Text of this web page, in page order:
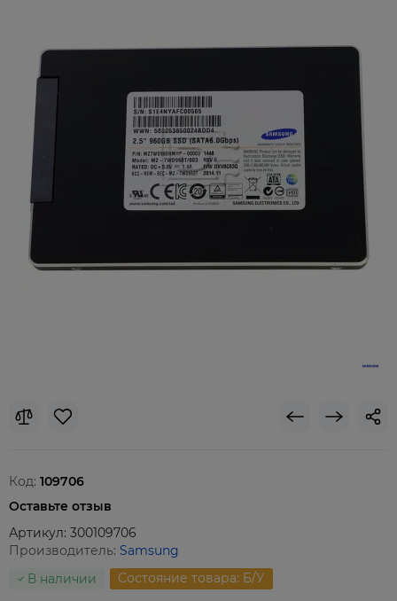
Код: 109706
Оставьте отзыв
Артикул: 300109706
Производитель: Samsung
В наличии
Состояние товара: Б/У